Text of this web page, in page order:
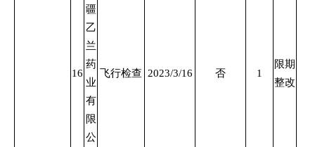
16
疆
乙
兰
药
业
有
限
公
飞行检查 2023/3/16 否 1
限期
整改